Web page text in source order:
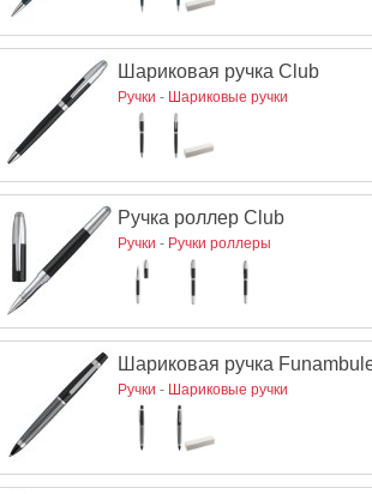
Шариковая ручка Club
Ручки - Шариковые ручки
Ручка роллер Club
Ручки - Ручки роллеры
Шариковая ручка
Ручки - Шариковые ручки